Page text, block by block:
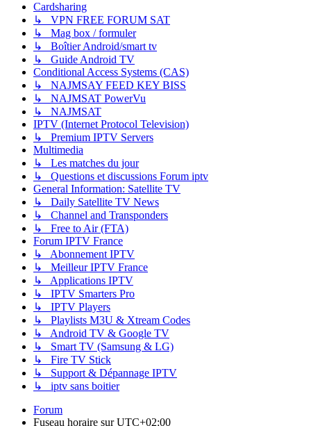
Cardsharing
↳ VPN FREE FORUM SAT
↳ Mag box / formuler
↳ Boîtier Android/smart tv
↳ Guide Android TV
Conditional Access Systems (CAS)
↳ NAJMSAY FEED KEY BISS
↳ NAJMSAT PowerVu
↳ NAJMSAT
IPTV (Internet Protocol Television)
↳ Premium IPTV Servers
Multimedia
↳ Les matches du jour
↳ Questions et discussions Forum iptv
General Information: Satellite TV
↳ Daily Satellite TV News
↳ Channel and Transponders
↳ Free to Air (FTA)
Forum IPTV France
↳ Abonnement IPTV
↳ Meilleur IPTV France
↳ Applications IPTV
↳ IPTV Smarters Pro
↳ IPTV Players
↳ Playlists M3U & Xtream Codes
↳ Android TV & Google TV
↳ Smart TV (Samsung & LG)
↳ Fire TV Stick
↳ Support & Dépannage IPTV
↳ iptv sans boitier
Forum
Fuseau horaire surUTC+02:00